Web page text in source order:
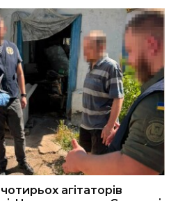
агітаторів